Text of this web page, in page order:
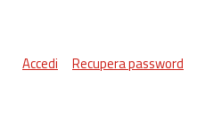
Accedi Recupera password